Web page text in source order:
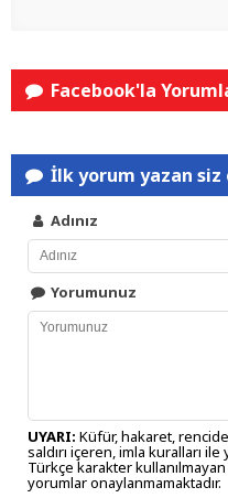
Facebook'la
İlk yorum yazan siz
Adınız
Yorumunuz
UYARI: Küfür, hakaret,
saldırı içeren, imla kuralları ile
Türkçe karakter
yorumlar onaylanmamaktadır.